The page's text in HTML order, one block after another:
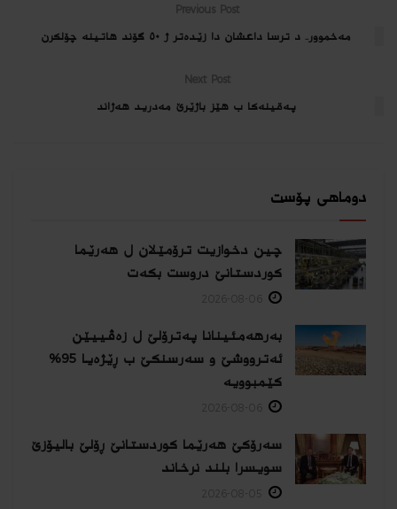
Previous Post
مه‌خموور.. د ترسا داعشان دا زێده‌تر ژ ٥٠ گۆند هاتینه‌ چۆلكرن
Next Post
په‌قینەكا ب هێز باژێرێ مەدرید هەژاند
دوماهی پۆست
چین دخوازیت ترۆمێلان ل هەرێما
كوردستانێ دروست بكەت
بەرهەمئینانا په‌ترۆلێ ل زه‌ڤییێن
ئەترووشێ و سەرسنكێ ب ڕێژەیا 95%
كێمبوویە
سەرۆکێ هەرێما کوردستانێ ڕۆلێ بالیۆزێ
سویسرا بلند نرخاند